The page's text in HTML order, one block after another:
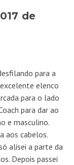
de
para a
elenco
para o lado
para dar ao
e masculino.
aos cabelos.
alisei a parte da
Depois passei